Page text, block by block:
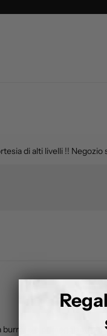
di alti livelli !! Negozio
e primeggianti per